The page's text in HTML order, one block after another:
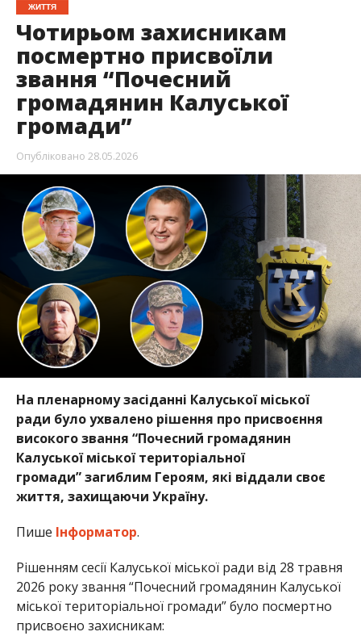
ЖИТТЯ
Чотирьом захисникам
посмертно присвоїли
звання “Почесний
громадянин Калуської
громади”
Опубліковано 28.05.2026
На пленарному засіданні Калуської міської
ради було ухвалено рішення про присвоєння
високого звання “Почесний громадянин
Калуської міської територіальної
громади” загиблим Героям, які віддали своє
життя, захищаючи Україну.
Пише Інформатор.
Рішенням сесії Калуської міської ради від 28 травня
2026 року звання “Почесний громадянин Калуської
міської територіальної громади” було посмертно
присвоєно захисникам: